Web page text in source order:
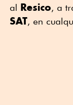
al Resico, a
SAT, en